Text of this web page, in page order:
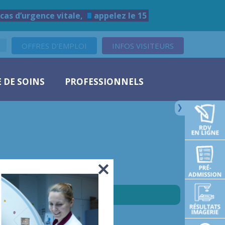
d’urgence vitale, appelez le 15
INFOS VISITEURS
OFFRES D'EMPLOI
DE SOINS PROFESSIONNELS